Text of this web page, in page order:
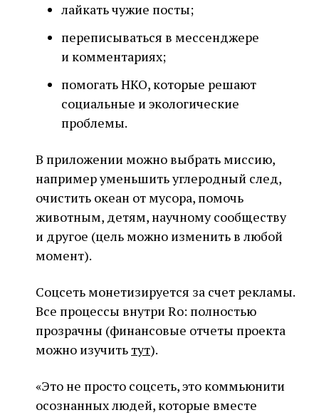
лайкать чужие посты;
переписываться в мессенджере
и комментариях;
помогать НКО, которые решают
социальные и экологические
проблемы.
В приложении можно выбрать миссию,
например уменьшить углеродный след,
очистить океан от мусора, помочь
животным, детям, научному сообществу
и другое (цель можно изменить в любой
момент).
Соцсеть монетизируется за счет рекламы.
Все процессы внутри Ro: полностью
прозрачны (финансовые отчеты проекта
можно изучитьтут).
«Это не просто соцсеть, это коммьюнити
осознанных людей, которые вместе